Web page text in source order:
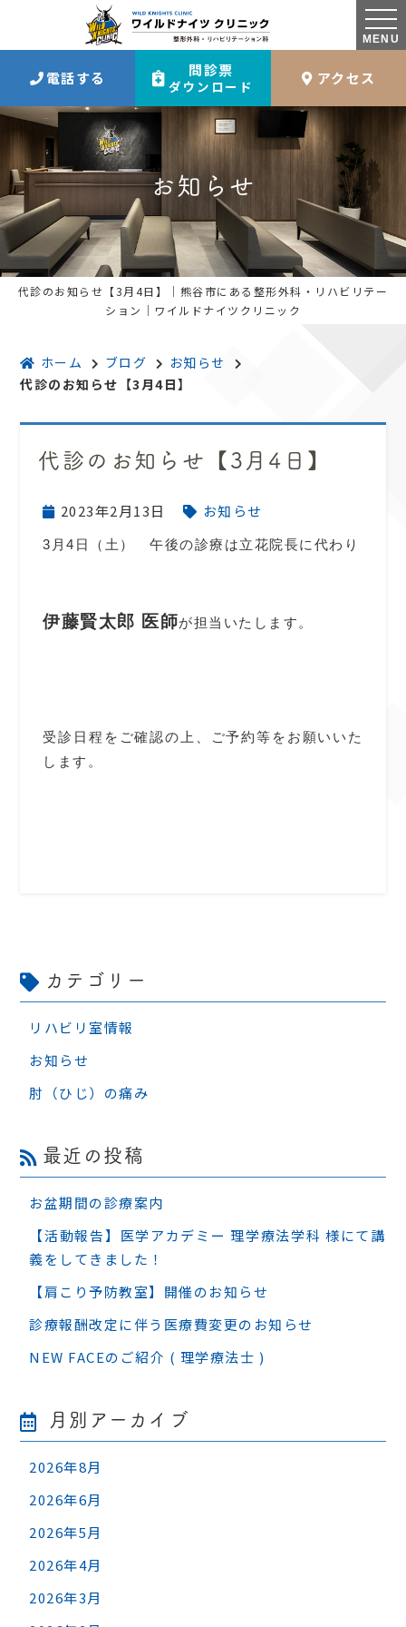
MENU
電話する 問診票
ダウンロード アクセス
お知らせ
代診のお知らせ【3月4日】｜熊谷市にある整形外科・リハビリテー
ション｜ワイルドナイツクリニック
ホーム ブログ
お知らせ
代診のお知らせ【3月4日】
代診のお知らせ【3月4日】
2023年2月13日 お知らせ
3月4日（土） 午後の診療は立花院長に代わり
伊藤賢太郎 医師が担当いたします。
受診日程をご確認の上、ご予約等をお願いいた
します。
カテゴリー
リハビリ室情報
お知らせ
肘（ひじ）の痛み
最近の投稿
お盆期間の診療案内
【活動報告】医学アカデミー 理学療法学科 様にて講
義をしてきました！
【肩こり予防教室】開催のお知らせ
診療報酬改定に伴う医療費変更のお知らせ
NEW FACEのご紹介 ( 理学療法士 )
月別アーカイブ
2026年8月
2026年6月
2026年5月
2026年4月
2026年3月